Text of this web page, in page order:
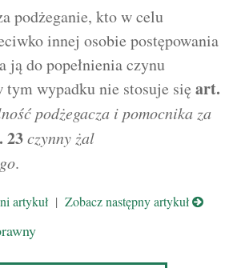
podżeganie, kto w celu
innej osobie postępowania
ją do popełnienia czynu
tym wypadku nie stosuje się art.
podżegacza i pomocnika za
23czynny żal
.
artykuł | Zobacz następny artykuł